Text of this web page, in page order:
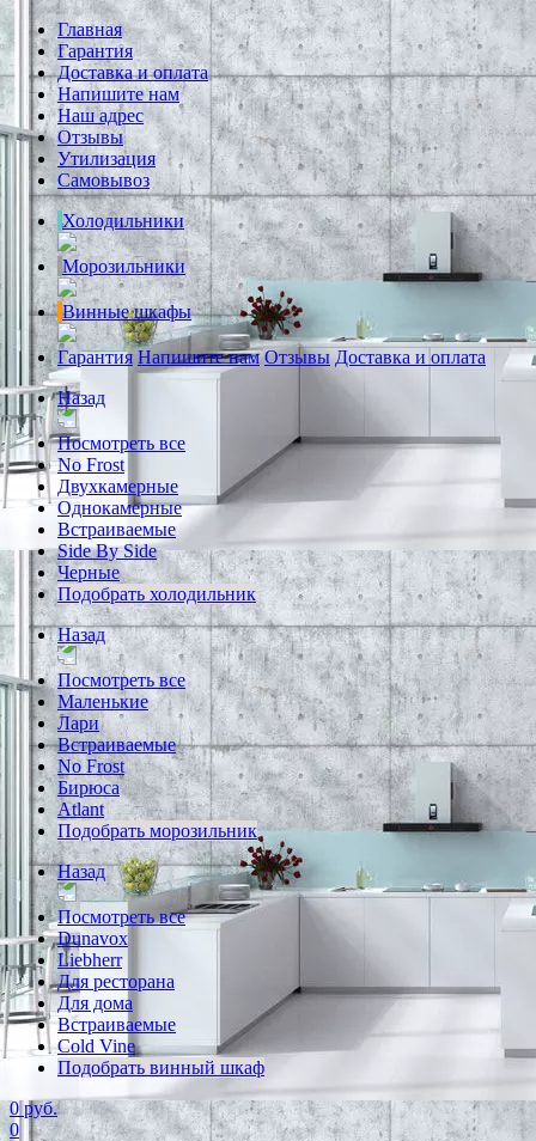
Главная
Гарантия
Доставка и оплата
Напишите нам
Наш адрес
Отзывы
Утилизация
Самовывоз
Холодильники
Морозильники
Винные шкафы
Гарантия Напишите нам Отзывы Доставка и оплата
Назад
Посмотреть все
No Frost
Двухкамерные
Однокамерные
Встраиваемые
Side By Side
Черные
Подобрать холодильник
Назад
Посмотреть все
Маленькие
Лари
Встраиваемые
No Frost
Бирюса
Atlant
Подобрать морозильник
Назад
Посмотреть все
Dunavox
Liebherr
Для ресторана
Для дома
Встраиваемые
Cold Vine
Подобрать винный шкаф
0 руб.
0